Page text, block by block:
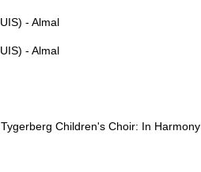
- Almal
- Almal
Children's Choir: In Harmony